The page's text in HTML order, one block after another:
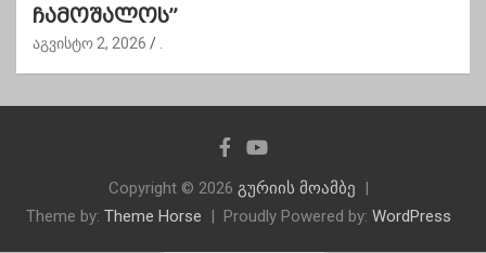
ჩამოშალოს”
აგვისტო 2, 2026 .
Copyright © 2026 გურიის მოამბე
Theme by: Theme Horse Proudly Powered by: WordPress